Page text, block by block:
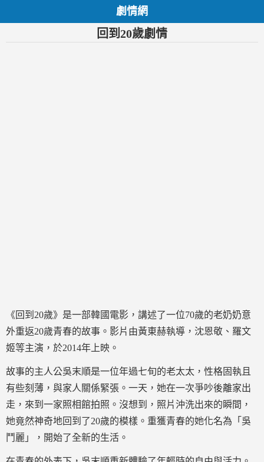
劇情網
回到20歲劇情
《回到20歲》是一部韓國電影，講述了一位70歲的老奶奶意
外重返20歲青春的故事。影片由黃東赫執導，沈恩敬、羅文
姬等主演，於2014年上映。
故事的主人公吳末順是一位年過七旬的老太太，性格固執且
有些刻薄，與家人關係緊張。一天，她在一次爭吵後離家出
走，來到一家照相館拍照。沒想到，照片沖洗出來的瞬間，
她竟然神奇地回到了20歲的模樣。重獲青春的她化名為「吳
鬥麗」，開始了全新的生活。